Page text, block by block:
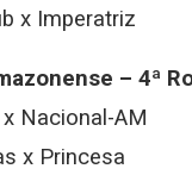
x Imperatriz
– 4ª
Nacional-AM
x Princesa